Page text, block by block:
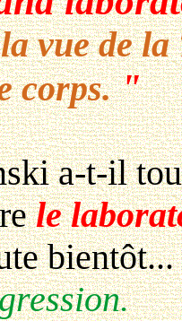
vue de
corps."
a-t-il
le
bientôt...